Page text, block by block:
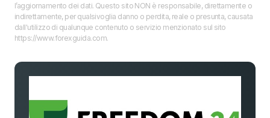
l’aggiornamento dei dati. Questo sito NON è responsabile, direttamente o
indirettamente, per qualsivoglia danno o perdita, reale o presunta, causata
dall'utilizzo di qualunque contenuto o servizio menzionato sul sito
https://www.forexguida.com.